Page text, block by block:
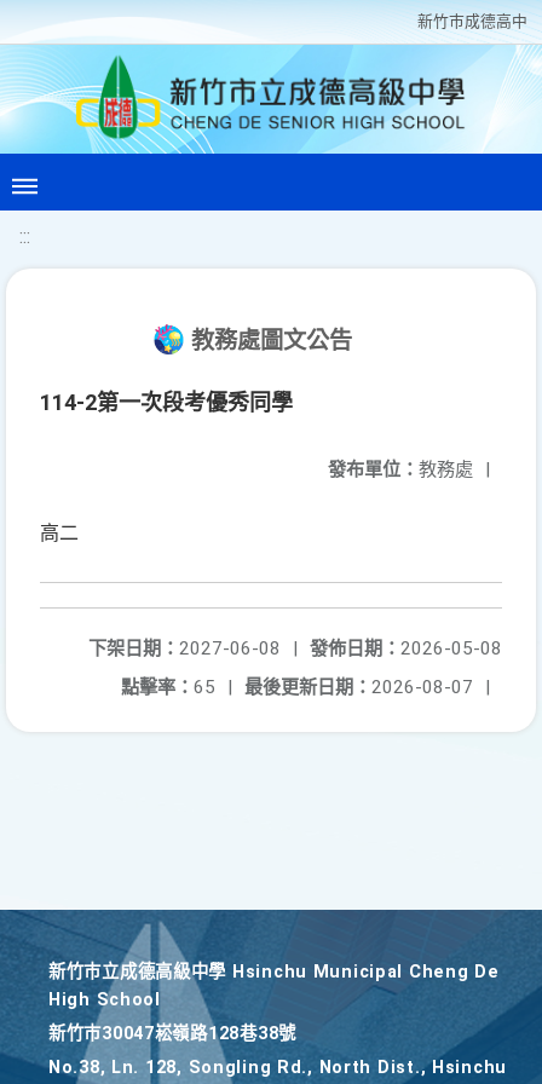
新竹巿成德高中
:::
教務處圖文公告
114-2第一次段考優秀同學
發布單位： 教務處 |
高二
發佈日期： 2026-05-08
下架日期： 2027-06-08
|
最後更新日期： 2026-08-07 |
點擊率： 65 |
新竹巿立成德高級中學 Hsinchu Municipal Cheng De
High School
新竹巿30047崧嶺路128巷38號
No.38, Ln. 128, Songling Rd., North Dist., Hsinchu